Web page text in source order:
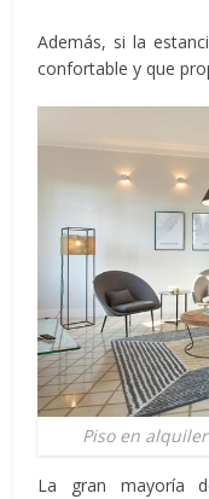
Además, si la
confortable y que
Piso en
La gran mayoría